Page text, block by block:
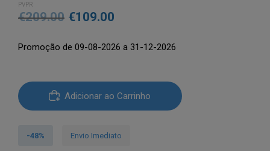
PVPR
€209.00 O
original
€209.00.
€109.00
atual
€109.00.
Promoção de 09-08-2026 a 31-12-2026
Quantidade
de
Just
Adicionar ao Carrinho
-48% Envio Imediato